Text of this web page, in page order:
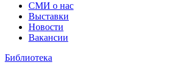
СМИ о нас
Выставки
Новости
Вакансии
Библиотека